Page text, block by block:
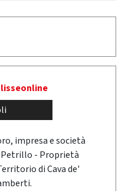
impresa e società
Petrillo - Proprietà
di Cava de'